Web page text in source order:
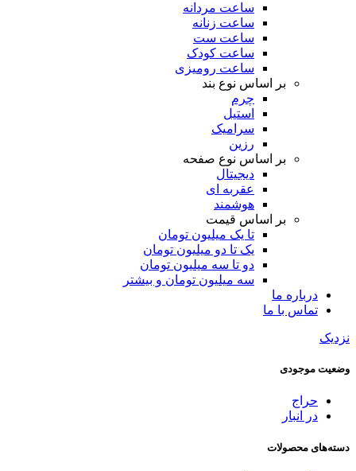
ساعت مردانه
ساعت زنانه
ساعت ست
ساعت کودک
ساعت رومیزی
بر اساس نوع بند
چرم
استیل
سرامیک
رزین
بر اساس نوع صفحه
دیجیتال
عقربه ای
هوشمند
بر اساس قیمت
تا یک میلیون تومان
یک تا دو میلیون تومان
دو تا سه میلیون تومان
سه میلیون تومان و بیشتر
درباره ما
تماس با ما
نزدیک
وضعیت موجودی
حراج
در انبار
دسته‌های محصولات